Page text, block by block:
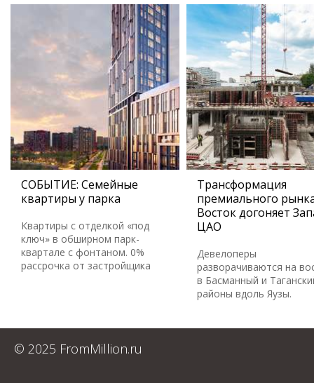
СОБЫТИЕ: Семейные
квартиры у парка
Квартиры с отделкой «под
ключ» в обширном парк-
квартале с фонтаном. 0%
рассрочка от застройщика
Трансформация
премиального
Восток догоняет
ЦАО
Девелоперы
разворачиваются на
в Басманный и
районы вдоль Яузы.
© 2025 FromMillion.ru